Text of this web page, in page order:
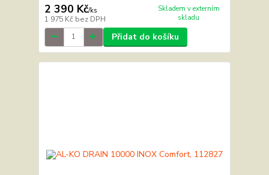
2 390 Kč/ks
1 975 Kč bez DPH
Skladem v externím
skladu
Přidat do košíku